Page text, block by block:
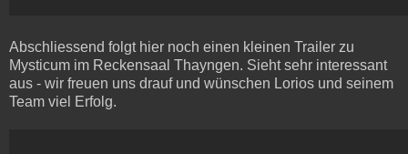
Abschliessend folgt hier noch einen kleinen Trailer zu
Mysticum im Reckensaal Thayngen. Sieht sehr interessant
aus - wir freuen uns drauf und wünschen Lorios und seinem
Team viel Erfolg.